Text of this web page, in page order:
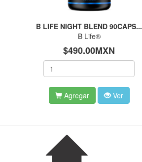
B LIFE NIGHT BLEND 90CAPS...
B Life®
$490.00MXN
Agregar Ver